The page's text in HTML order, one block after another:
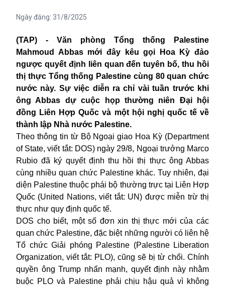
Ngày đăng: 31/8/2025
(TAP) - Văn phòng Tổng thống Palestine
Mahmoud Abbas mới đây kêu gọi Hoa Kỳ đảo
ngược quyết định liên quan đến tuyên bố, thu hồi
thị thực Tổng thống Palestine cùng 80 quan chức
nước này. Sự việc diễn ra chỉ vài tuần trước khi
ông Abbas dự cuộc họp thường niên Đại hội
đồng Liên Hợp Quốc và một hội nghị quốc tế về
thành lập Nhà nước Palestine.
Theo thông tin từ Bộ Ngoại giao Hoa Kỳ (Department
of State, viết tắt: DOS) ngày 29/8, Ngoại trưởng Marco
Rubio đã ký quyết định thu hồi thị thực ông Abbas
cùng nhiều quan chức Palestine khác. Tuy nhiên, đại
diện Palestine thuộc phái bộ thường trực tại Liên Hợp
Quốc (United Nations, viết tắt: UN) được miễn trừ thị
thực như quy định quốc tế.
DOS cho biết, một số đơn xin thị thực mới của các
quan chức Palestine, đặc biệt những người có liên hệ
Tổ chức Giải phóng Palestine (Palestine Liberation
Organization, viết tắt: PLO), cũng sẽ bị từ chối. Chính
quyền ông Trump nhấn mạnh, quyết định này nhằm
buộc PLO và Palestine phải chịu hậu quả vì không